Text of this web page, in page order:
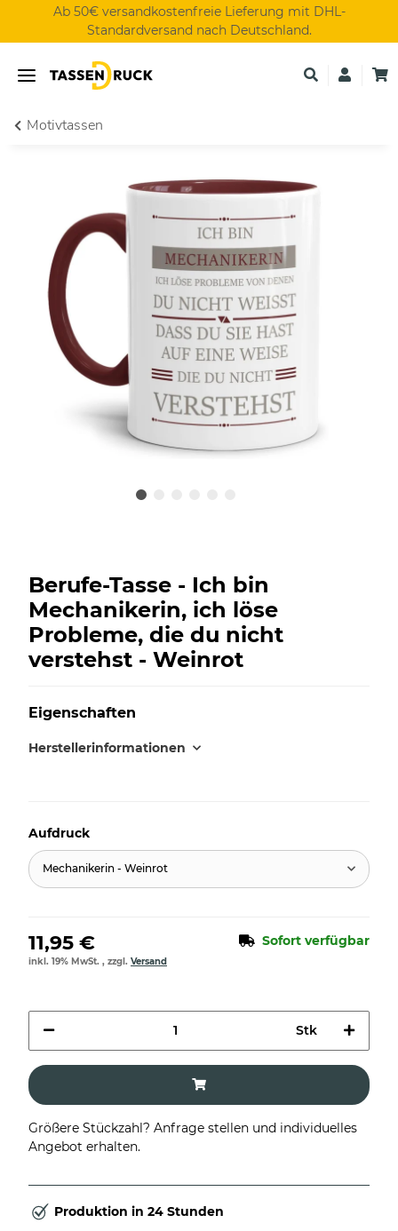
Ab 50€ versandkostenfreie Lieferung mit DHL-
Standardversand nach Deutschland.
Motivtassen
Berufe-Tasse - Ich bin
Mechanikerin, ich löse
Probleme, die du nicht
verstehst - Weinrot
Eigenschaften
Herstellerinformationen
Aufdruck
Mechanikerin - Weinrot
11,95 € Sofort verfügbar
inkl. 19% MwSt. , zzgl. Versand
Stk
Größere Stückzahl? Anfrage stellen und individuelles
Angebot erhalten.
Produktion in 24 Stunden